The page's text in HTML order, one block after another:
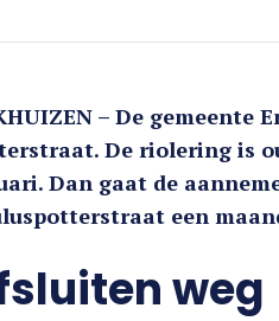
– De gemeente
De riolering is
Dan gaat de
een
weg